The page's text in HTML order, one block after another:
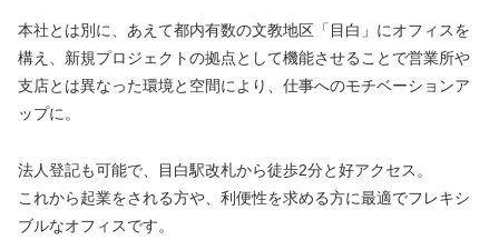
本社とは別に、あえて都内有数の文教地区「目白」にオフィスを
構え、新規プロジェクトの拠点として機能させることで営業所や
支店とは異なった環境と空間により、仕事へのモチベーションア
ップに。
法人登記も可能で、目白駅改札から徒歩2分と好アクセス。
これから起業をされる方や、利便性を求める方に最適でフレキシ
ブルなオフィスです。